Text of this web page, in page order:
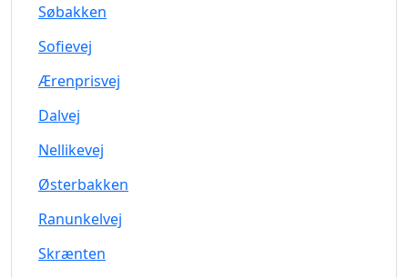
Søbakken
Sofievej
Ærenprisvej
Dalvej
Nellikevej
Østerbakken
Ranunkelvej
Skrænten